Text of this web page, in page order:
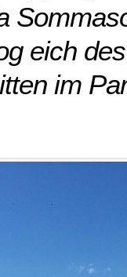
eich
im